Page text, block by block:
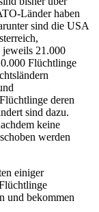
Länder haben
sind die USA
jeweils 21.000
Flüchtlinge
deren
sind dazu.
keine
werden
einiger
und bekommen